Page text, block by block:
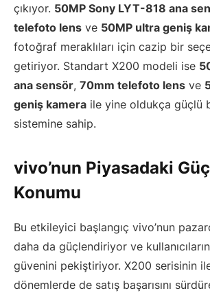
çıkıyor. 50MP Sony LYT-818 ana
telefoto lens ve 50MP ultra geniş
fotoğraf meraklıları için cazip bir
getiriyor. Standart X200 modeli ise
ana sensör, 70mm telefoto lens ve
geniş kamera ile yine oldukça güçlü
sistemine sahip.
vivo’nun Piyasadaki
Konumu
Bu etkileyici başlangıç vivo’nun
daha da güçlendiriyor ve
güvenini pekiştiriyor. X200 serisinin
dönemlerde de satış başarısını